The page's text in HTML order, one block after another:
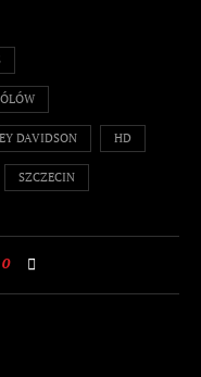
DAVIDSON HD
SZCZECIN
0